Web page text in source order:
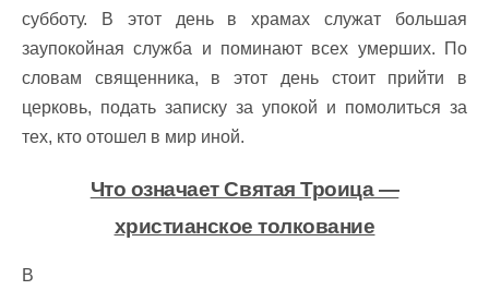
субботу. В этот день в храмах служат большая
заупокойная служба и поминают всех умерших. По
словам священника, в этот день стоит прийти в
церковь, подать записку за упокой и помолиться за
тех, кто отошел в мир иной.
Что означает Святая Троица —
христианское толкование
В